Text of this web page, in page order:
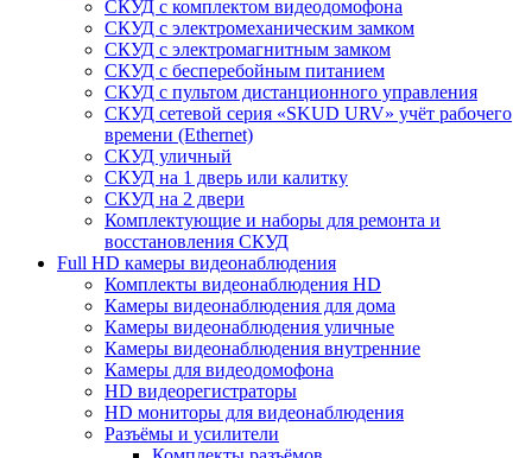
СКУД с комплектом видеодомофона
СКУД с электромеханическим замком
СКУД с электромагнитным замком
СКУД с бесперебойным питанием
СКУД с пультом дистанционного управления
СКУД сетевой серия «SKUD URV» учёт рабочего
времени (Ethernet)
СКУД уличный
СКУД на 1 дверь или калитку
СКУД на 2 двери
Комплектующие и наборы для ремонта и
восстановления СКУД
Full HD камеры видеонаблюдения
Комплекты видеонаблюдения HD
Камеры видеонаблюдения для дома
Камеры видеонаблюдения уличные
Камеры видеонаблюдения внутренние
Камеры для видеодомофона
HD видеорегистраторы
HD мониторы для видеонаблюдения
Разъёмы и усилители